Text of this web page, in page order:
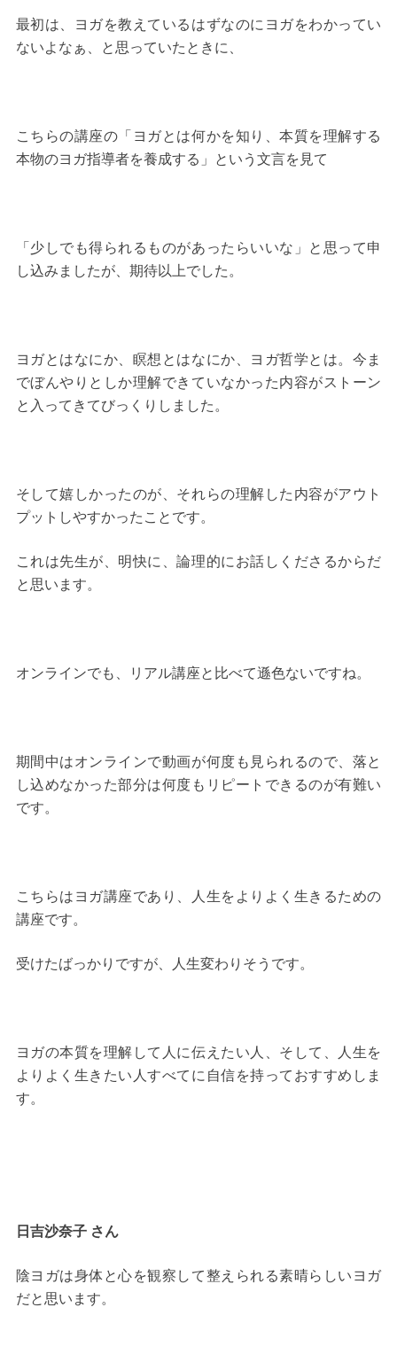
最初は、ヨガを教えているはずなのにヨガをわかってい
ないよなぁ、と思っていたときに、
こちらの講座の「ヨガとは何かを知り、本質を理解する
本物のヨガ指導者を養成する」という文言を見て
「少しでも得られるものがあったらいいな」と思って申
し込みましたが、期待以上でした。
ヨガとはなにか、瞑想とはなにか、ヨガ哲学とは。今ま
でぼんやりとしか理解できていなかった内容がストーン
と入ってきてびっくりしました。
そして嬉しかったのが、それらの理解した内容がアウト
プットしやすかったことです。
これは先生が、明快に、論理的にお話しくださるからだ
と思います。
オンラインでも、リアル講座と比べて遜色ないですね。
期間中はオンラインで動画が何度も見られるので、落と
し込めなかった部分は何度もリピートできるのが有難い
です。
こちらはヨガ講座であり、人生をよりよく生きるための
講座です。
受けたばっかりですが、人生変わりそうです。
ヨガの本質を理解して人に伝えたい人、そして、人生を
よりよく生きたい人すべてに自信を持っておすすめしま
す。
日吉沙奈子 さん
陰ヨガは身体と心を観察して整えられる素晴らしいヨガ
だと思います。